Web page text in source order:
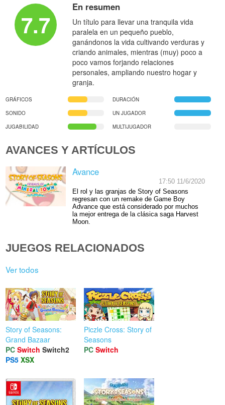
7.7
En resumen
Un título para llevar una tranquila vida
paralela en un pequeño pueblo,
ganándonos la vida cultivando verduras y
criando animales, mientras (muy) poco a
poco vamos forjando relaciones
personales, ampliando nuestro hogar y
granja.
GRÁFICOS
DURACIÓN
SONIDO
UN JUGADOR
JUGABILIDAD
MULTIJUGADOR
AVANCES Y ARTÍCULOS
Avance
17:50 11/6/2020
El rol y las granjas de Story of Seasons
regresan con un remake de Game Boy
Advance que está considerado por muchos
la mejor entrega de la clásica saga Harvest
Moon.
JUEGOS RELACIONADOS
Ver todos
Story of Seasons:
Grand Bazaar
PC Switch Switch2
PS5 XSX
Piczle Cross: Story of
Seasons
PC Switch